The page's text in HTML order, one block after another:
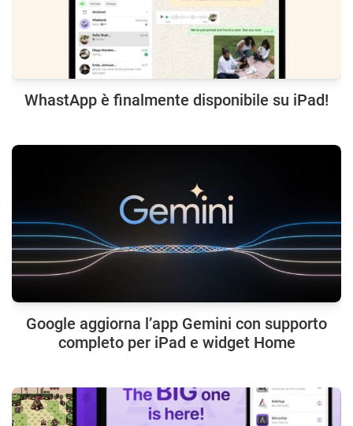
WhastApp è finalmente disponibile su iPad!
Google aggiorna l’app Gemini con supporto
completo per iPad e widget Home